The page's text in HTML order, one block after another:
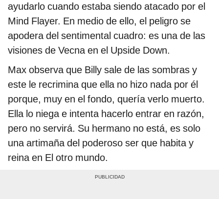
ayudarlo cuando estaba siendo atacado por el
Mind Flayer. En medio de ello, el peligro se
apodera del sentimental cuadro: es una de las
visiones de Vecna en el Upside Down.
Max observa que Billy sale de las sombras y
este le recrimina que ella no hizo nada por él
porque, muy en el fondo, quería verlo muerto.
Ella lo niega e intenta hacerlo entrar en razón,
pero no servirá. Su hermano no está, es solo
una artimaña del poderoso ser que habita y
reina en El otro mundo.